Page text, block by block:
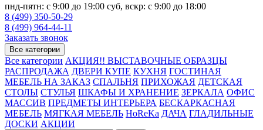
пнд-пятн: с 9:00 до 19:00 суб, вскр: с 9:00 до 18:00
8 (499) 350-50-29
8 (499) 964-44-11
Заказать звонок
Все категории
Все категории АКЦИЯ!! ВЫСТАВОЧНЫЕ ОБРАЗЦЫ
РАСПРОДАЖА ДВЕРИ КУПЕ КУХНЯ ГОСТИНАЯ
МЕБЕЛЬ НА ЗАКАЗ СПАЛЬНЯ ПРИХОЖАЯ ДЕТСКАЯ
СТОЛЫ СТУЛЬЯ ШКАФЫ И ХРАНЕНИЕ ЗЕРКАЛА ОФИС
МАССИВ ПРЕДМЕТЫ ИНТЕРЬЕРА БЕСКАРКАСНАЯ
МЕБЕЛЬ МЯГКАЯ МЕБЕЛЬ HoReKa ДАЧА ГЛАДИЛЬНЫЕ
ДОСКИ АКЦИИ